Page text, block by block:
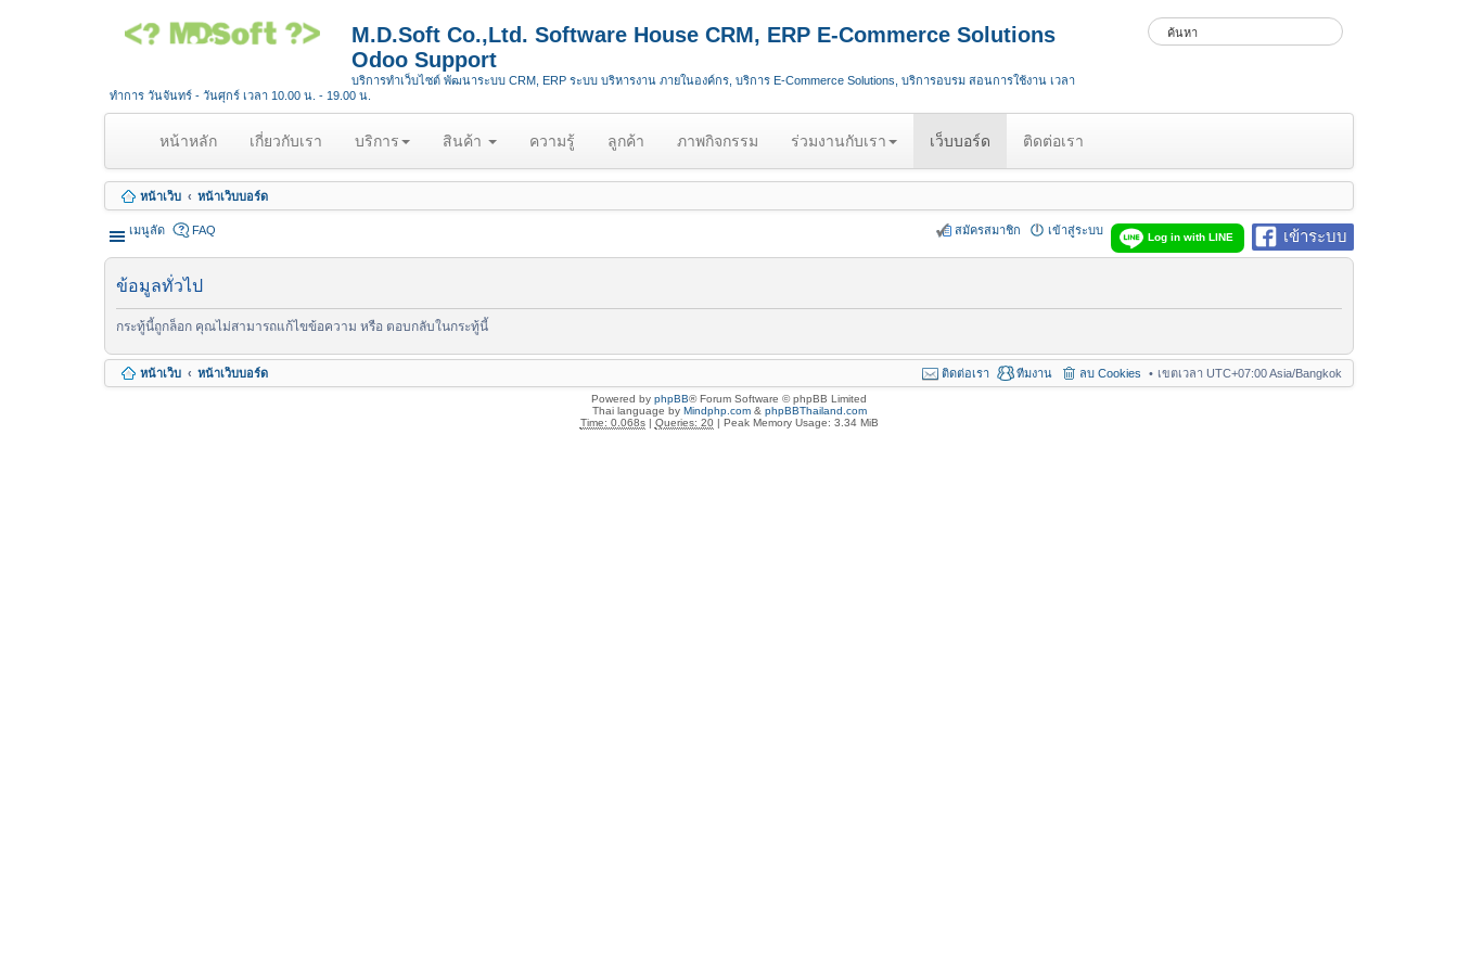
M.D.Soft Co.,Ltd. Software House CRM, ERP E-Commerce Solutions
Odoo Support
บริการทำเว็บไซต์ พัฒนาระบบ CRM, ERP ระบบ บริหารงาน ภายในองค์กร, บริการ E-Commerce Solutions, บริการอบรม สอนการใช้งาน เวลา
ทำการ วันจันทร์ - วันศุกร์ เวลา 10.00 น. - 19.00 น.
หน้าหลัก(
u
r
)
เกี่ยวกับเรา บริการ สินค้า ความรู้ ลูกค้า ภาพกิจกรรม ร่วมงานกับเรา เว็บบอร์ด ติดต่อเรา
หน้าเว็บ หน้าเว็บบอร์ด
เมนูลัด เข้าระบบ
Log in with LINE
FAQ เข้าสู่ระบบ
สมัครสมาชิก
ข้อมูลทั่วไป
กระทู้นี้ถูกล็อก คุณไม่สามารถแก้ไขข้อความ หรือ ตอบกลับในกระทู้นี้
หน้าเว็บ หน้าเว็บบอร์ด เขตเวลา UTC+07:00 Asia/Bangkok
ลบ Cookies
ทีมงาน
ติดต่อเรา
Powered by phpBB® Forum Software © phpBB Limited
Thai language by Mindphp.com& phpBBThailand.com
Time: 0.068s| Queries: 20| Peak Memory Usage: 3.34 MiB